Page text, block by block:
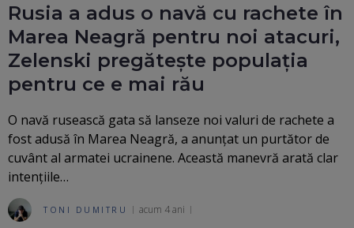
Rusia a adus o navă cu rachete în
Marea Neagră pentru noi atacuri,
Zelenski pregătește populația
pentru ce e mai rău
O navă rusească gata să lanseze noi valuri de rachete a
fost adusă în Marea Neagră, a anunțat un purtător de
cuvânt al armatei ucrainene. Această manevră arată clar
intențiile…
TONI DUMITRU acum 4 ani